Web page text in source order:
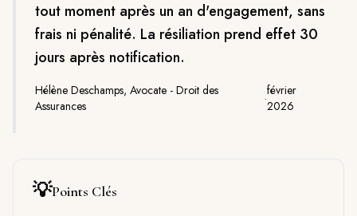
tout moment après un an d'engagement, sans
frais ni pénalité. La résiliation prend effet 30
jours après notification.
Hélène Deschamps, Avocate - Droit des
Assurances
·février
2026
💡Points Clés